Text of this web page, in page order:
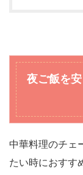
夜ご飯を
中華料理のチェ
たい時におすす